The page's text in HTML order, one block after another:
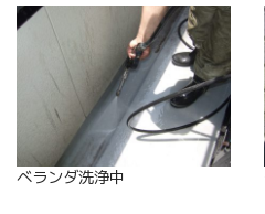
ベランダ洗浄中